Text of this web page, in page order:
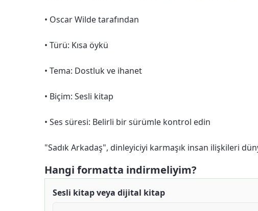
• Oscar Wilde tarafından
• Türü: Kısa öykü
• Tema: Dostluk ve ihanet
• Biçim: Sesli kitap
• Ses süresi: Belirli bir sürümle kontrol edin
"Sadık Arkadaş", dinleyiciyi karmaşık insan ilişkileri
Hangi formatta indirmeliyim?
Sesli kitap veya dijital kitap